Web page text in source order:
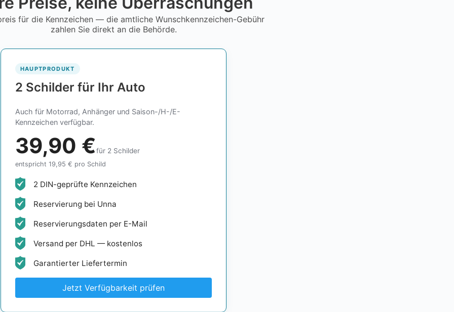
für die Kennzeichen — die amtliche Wunschkennzeichen-Gebühr
zahlen Sie direkt an die Behörde.
HAUPTPRODUKT
2 Schilder für Ihr Auto
Auch für Motorrad, Anhänger und Saison-/H-/E-
Kennzeichen verfügbar.
39,90 €für 2 Schilder
entspricht 19,95 € pro Schild
2 DIN-geprüfte Kennzeichen
Reservierung bei Unna
Reservierungsdaten per E-Mail
Versand per DHL — kostenlos
Garantierter Liefertermin
Jetzt Verfügbarkeit prüfen